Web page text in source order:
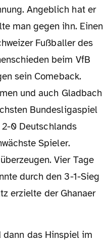
man gegen ihn. Einen
Fußballer des
beim VfB
sein Comeback.
und auch Gladbach
Bundesligaspiel
0 Deutschlands
Spieler.
Vier Tage
durch den 3-1-Sieg
erzielte der Ghanaer